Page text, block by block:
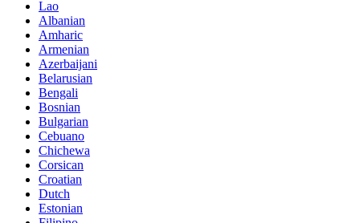
Lao
Albanian
Amharic
Armenian
Azerbaijani
Belarusian
Bengali
Bosnian
Bulgarian
Cebuano
Chichewa
Corsican
Croatian
Dutch
Estonian